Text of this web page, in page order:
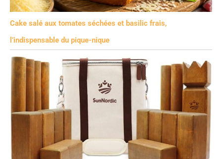
Cake salé aux tomates séchées et basilic frais,
l’indispensable du pique-nique